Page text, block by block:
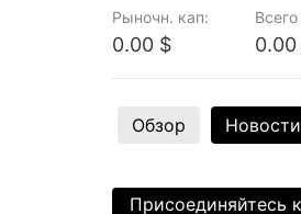
Рыночн. кап:
0.00 $ 0.00
Обзор Новости
Присоединяйтесь